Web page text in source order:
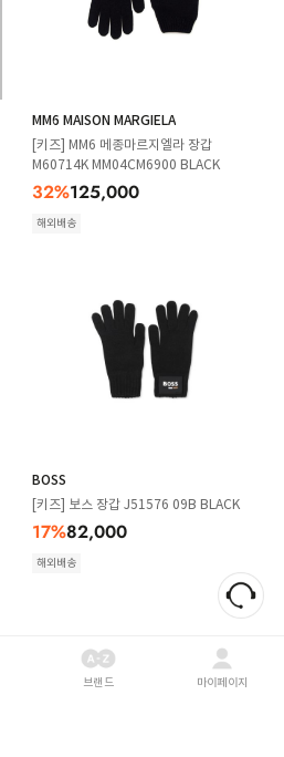
MM6 MAISON MARGIELA
[키즈] MM6 메종마르지엘라 장갑
M60714K MM04CM6900 BLACK
32%125,000
해외배송
BOSS
[키즈] 보스 장갑 J51576 09B BLACK
17%82,000
해외배송
브랜드 마이페이지